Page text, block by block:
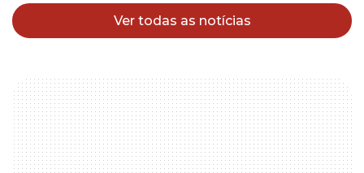
Ver todas as notícias